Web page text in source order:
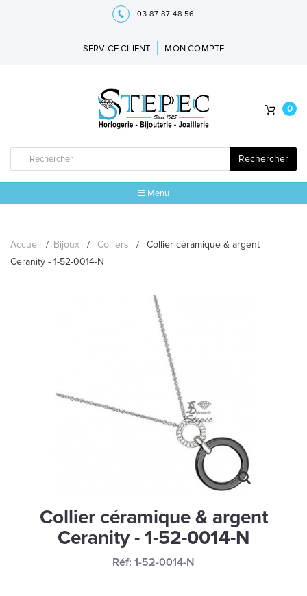
03 87 87 48 56
SERVICE CLIENT MON COMPTE
Rechercher
0
Menu
MONTRES
LES GEORGETTES
SWAROVSKI
BONNES AFFAIRES
CARTES CADEAUX
IDÉE CADEAUX
QUI SOMMES NOUS
Accueil / Bijoux / Colliers /
Collier céramique & argent
Ceranity - 1-52-0014-N
Collier céramique & argent
Ceranity - 1-52-0014-N
Réf: 1-52-0014-N